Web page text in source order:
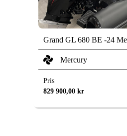
Grand GL 680 BE -24
Mercury
Pris
829 900,00kr